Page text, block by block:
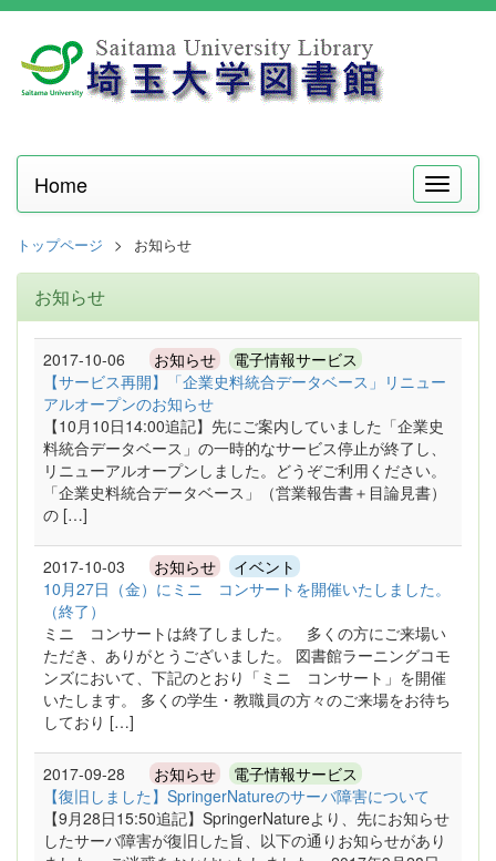
メ
ニ
Home
トップページ お知らせ
お知らせ
2017-10-06 お知らせ 電子情報サービス
【サービス再開】「企業史料統合データベース」リニュー
アルオープンのお知らせ
【10月10日14:00追記】先にご案内していました「企業史
料統合データベース」の一時的なサービス停止が終了し、
リニューアルオープンしました。どうぞご利用ください。
「企業史料統合データベース」（営業報告書＋目論見書）
の […]
2017-10-03 お知らせ イベント
10月27日（金）にミニ コンサートを開催いたしました。
（終了）
ミニ コンサートは終了しました。 多くの方にご来場い
ただき、ありがとうございました。 図書館ラーニングコモ
ンズにおいて、下記のとおり「ミニ コンサート」を開催
いたします。 多くの学生・教職員の方々のご来場をお待ち
しており […]
2017-09-28 お知らせ 電子情報サービス
【復旧しました】SpringerNatureのサーバ障害について
【9月28日15:50追記】SpringerNatureより、先にお知らせ
したサーバ障害が復旧した旨、以下の通りお知らせがあり